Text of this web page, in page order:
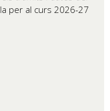
per al curs 2026-27